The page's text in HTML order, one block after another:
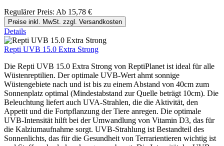
Regulärer Preis: Ab 15,78 €
Preise inkl. MwSt. zzgl. Versandkosten
Details
Repti UVB 15.0 Extra Strong
Die Repti UVB 15.0 Extra Strong von ReptiPlanet ist ideal für alle
Wüstenreptilien. Der optimale UVB-Wert ahmt sonnige
Wüstengebiete nach und ist bis zu einem Abstand von 40cm zum
Sonnenplatz optimal (Mindestabstand zur Quelle beträgt 10cm). Die
Beleuchtung liefert auch UVA-Strahlen, die die Aktivität, den
Appetit und die Fortpflanzung der Tiere anregen. Die optimale
UVB-Intensität hilft bei der Umwandlung von Vitamin D3, das für
die Kalziumaufnahme sorgt. UVB-Strahlung ist Bestandteil des
Sonnenlichts, das für die Gesundheit von Terrarientieren wichtig ist